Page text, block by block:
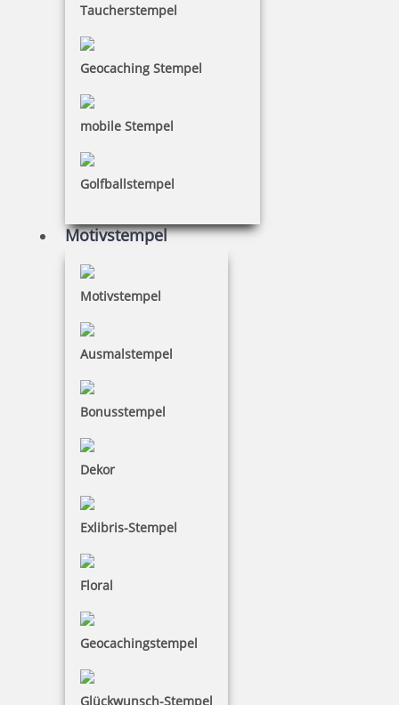
Taucherstempel
Geocaching Stempel
mobile Stempel
Golfballstempel
Motivstempel
Motivstempel
Ausmalstempel
Bonusstempel
Dekor
Exlibris-Stempel
Floral
Geocachingstempel
Glückwunsch-Stempel